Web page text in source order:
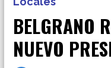
BELGRANO
NUEVO